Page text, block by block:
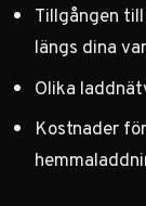
Tillgången
längs dina
Olika
Kostnader